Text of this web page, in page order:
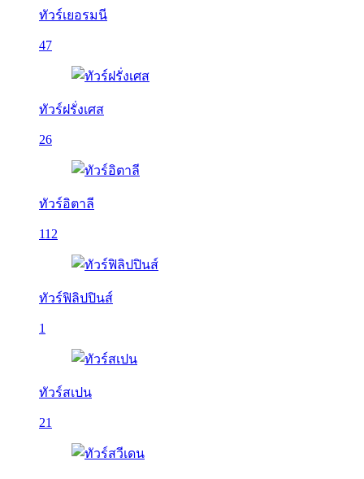
ทัวร์เยอรมนี
47
ทัวร์ฝรั่งเศส
26
ทัวร์อิตาลี
112
ทัวร์ฟิลิปปินส์
1
ทัวร์สเปน
21